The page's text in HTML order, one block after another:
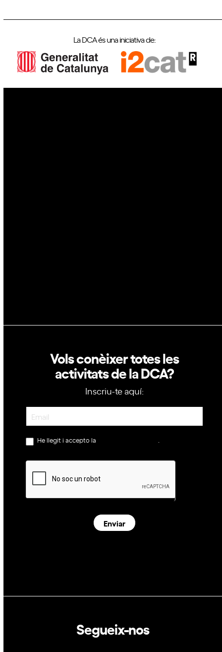
La DCA és una iniciativa de:
Vols conèixer totes les
activitats de la DCA?
Inscriu-te aquí:
He llegit i accepto la
Enviar
Segueix-nos